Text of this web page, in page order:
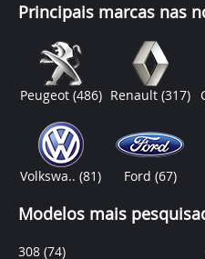
Principais marcas nas
Peugeot (486) Renault (317)
Volkswa..(81) Ford (67)
Modelos mais
308 (74)